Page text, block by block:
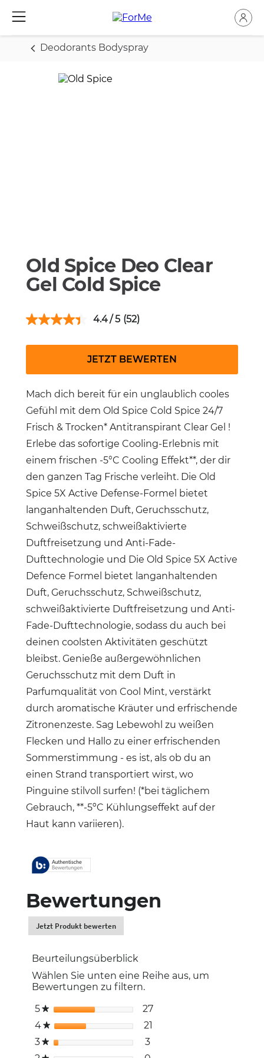
Deodorants Bodyspray
Old Spice Deo Clear
Gel Cold Spice
4.4 (52)
JETZT BEWERTEN
Mach dich bereit für ein unglaublich cooles
Gefühl mit dem Old Spice Cold Spice 24/7
Frisch & Trocken* Antitranspirant Clear Gel !
Erlebe das sofortige Cooling-Erlebnis mit
einem frischen -5°C Cooling Effekt**, der dir
den ganzen Tag Frische verleiht. Die Old
Spice 5X Active Defense-Formel bietet
langanhaltenden Duft, Geruchsschutz,
Schweißschutz, schweißaktivierte
Duftfreisetzung und Anti-Fade-
Dufttechnologie und Die Old Spice 5X Active
Defence Formel bietet langanhaltenden
Duft, Geruchsschutz, Schweißschutz,
schweißaktivierte Duftfreisetzung und Anti-
Fade-Dufttechnologie, sodass du auch bei
deinen coolsten Aktivitäten geschützt
bleibst. Genieße außergewöhnlichen
Geruchsschutz mit dem Duft in
Parfumqualität von Cool Mint, verstärkt
durch aromatische Kräuter und erfrischende
Zitronenzeste. Sag Lebewohl zu weißen
Flecken und Hallo zu einer erfrischenden
Sommerstimmung - es ist, als ob du an
einen Strand transportiert wirst, wo
Pinguine stilvoll surfen! (*bei täglichem
Gebrauch, **-5ºC Kühlungseffekt auf der
Haut kann variieren).
Bewertungen
Jetzt Produkt bewerten.
Dadurch
Sie
zur
Login-
Seite
weitergeleitet.
Beurteilungsüberblick
Wählen Sie unten eine Reihe aus, um
Bewertungen zu filtern.
5★ Sterne 2727 Bewertungen mit 5
Auswählen, um nach
4★ Sterne 21
3★ Sterne 3